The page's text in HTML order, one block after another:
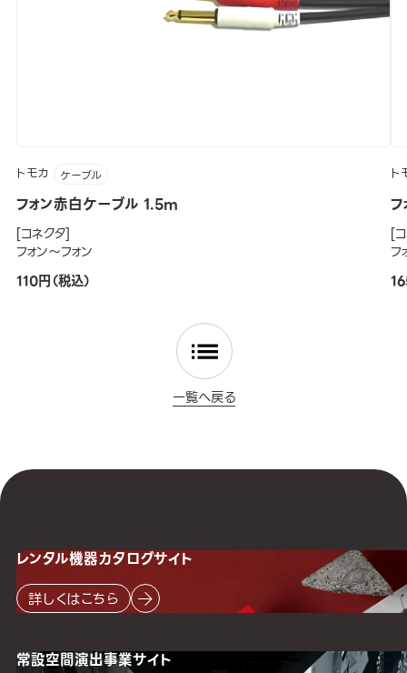
トモカ ケーブル
フォン赤白ケーブル 1.5m
[コネクタ]
フォン～フォン
110円（税込）
ト
[
フ
一覧へ戻る
レンタル機器カタログサイト
詳しくはこちら
常設空間演出事業サイト